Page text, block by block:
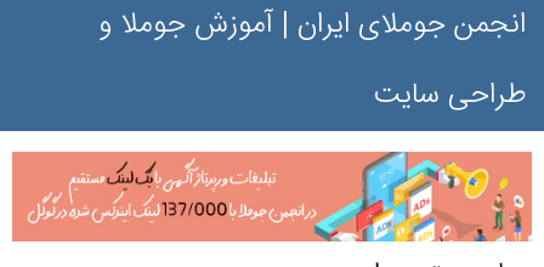
انجمن جوملای ایران | آموزش جوملا و
طراحی سایت